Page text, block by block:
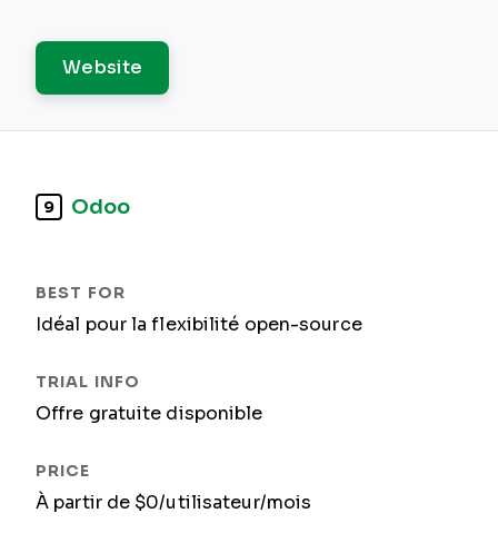
Website
9 Odoo
Idéal pour la flexibilité open-source
Offre gratuite disponible
À partir de $0/utilisateur/mois